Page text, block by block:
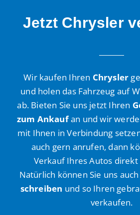
Jetzt Chrysler
Wir kaufen Ihren Chrysler
und holen das Fahrzeug auf
ab. Bieten Sie uns jetzt Ihren
zum Ankaufan und wir
mit Ihnen in Verbindung
auch gern anrufen, dann
Verkauf Ihres Autos
Natürlich können Sie uns
schreiben und so Ihren
verkaufen.